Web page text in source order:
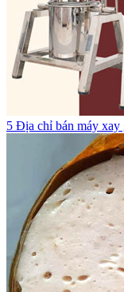
5 Địa chỉ bán máy